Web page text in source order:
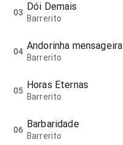
03 Dói Demais
Barrerito
04 Andorinha mensageira
Barrerito
05 Horas Eternas
Barrerito
06 Barbaridade
Barrerito